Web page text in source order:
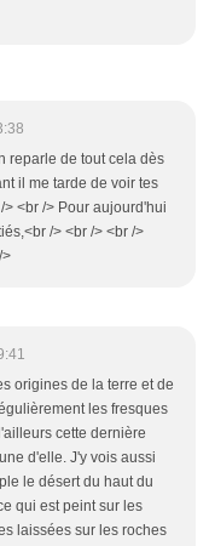
reparle de tout cela dès
il me tarde de voir tes
<br /> Pour aujourd'hui
/> <br /> <br />
>
origines de la terre et de
les fresques
cette dernière
d'elle. J'y vois aussi
le désert du haut du
qui est peint sur les
laissées sur les roches